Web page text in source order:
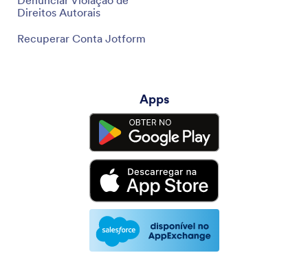
Direitos Autorais
Recuperar Conta Jotform
Apps